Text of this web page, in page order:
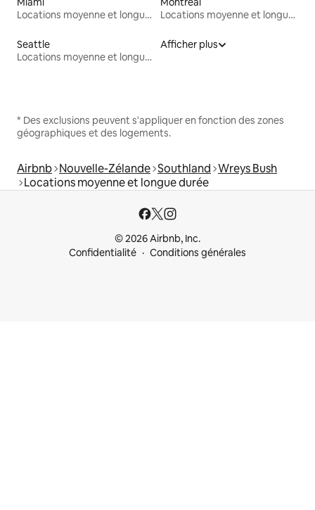
Locations moyenne et longue durée
Locations moyenne et longue durée
Seattle
Locations moyenne et longue durée
Afficher plus
* Des exclusions peuvent s'appliquer en fonction des zones
géographiques et des logements.
Airbnb Nouvelle-Zélande Southland Wreys Bush
Locations moyenne et longue durée
© 2026 Airbnb, Inc.
Confidentialité
Conditions générales